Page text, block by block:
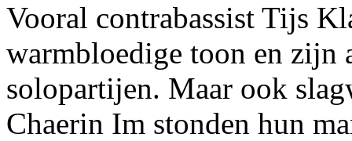
Vooral contrabassist Tijs
warmbloedige toon en zijn
solopartijen. Maar ook
Chaerin Im stonden hun